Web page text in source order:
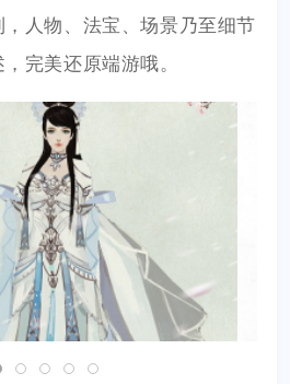
人物、法宝、场景乃至细节
完美还原端游哦。